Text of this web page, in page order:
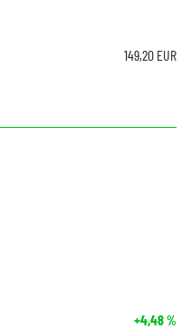
149,20 EUR
+4,48%